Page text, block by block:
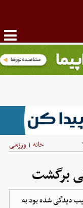
خانه | ورزشی
برگشت
دیدگی شده بود به